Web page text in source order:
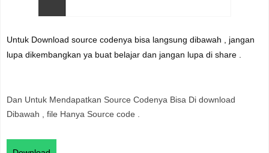
Untuk Download source codenya bisa langsung dibawah , jangan
lupa dikembangkan ya buat belajar dan jangan lupa di share .
Dan Untuk Mendapatkan Source Codenya Bisa Di download
Dibawah , file Hanya Source code .